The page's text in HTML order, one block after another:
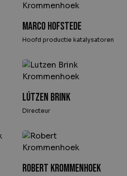
Marco Hofstede
Hoofd productie katalysatoren
Lútzen Brink
Directeur
Robert Krommenhoek